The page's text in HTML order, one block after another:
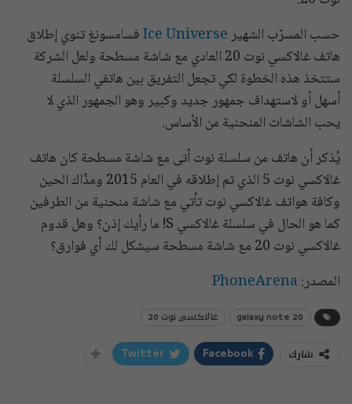
حسب المسرّب الشهيرIce Universeفسامسونغ تنوي إطلاق
هاتف غالاكسي نوت 20 العادي مع شاشة مسطحة ولعل الشركة
ستتخذ هذه الخطوة لكي تجعل التفريق بين هاتفي السلسلة
أسهل أو لاستهداف جمهور جديد وكبير وهو الجمهور الذي لا
يحب الشاشات المنحنية من الأساس.
يُذكر أن هاتف من سلسلة نوت أتى مع شاشة مسطحة كان هاتف
غالاكسي نوت 5 الذي تم إطلاقه في العام 2015 ومذّاك الحين
وكافة هواتف غالاكسي نوت تأتي مع شاشة منحنية من الطرفين
كما هو الحال في سلسلة غالاكسي S! ما رأيك إذن؟ وهل قدوم
غالاكسي نوت 20 مع شاشة مسطحة سيشكل لك أي فوارق؟
المصدر: PhoneArena
galaxy note 20 غالاكسي نوت 20
شارك Facebook
Twitter